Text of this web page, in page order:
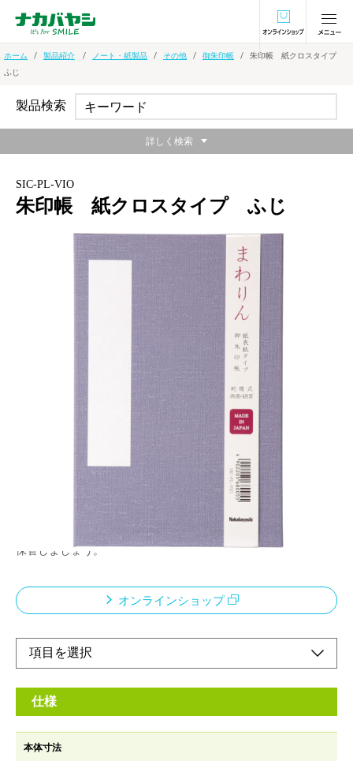
オンラインショ
ホーム 製品紹介 ノート・紙製品 その他 御朱印帳
朱印帳 紙クロスタイプ
ふじ
SIC-PL-VIO
朱印帳 紙クロスタイプ ふじ
●大判の御朱印にも対応した人気のサイズです。●
男性にもおすすめの渋め表紙。●両面使用で48頁。
+ 税
御朱印とは、寺院や神社に参拝して頂くことが出来る、御宝印や
社名を朱で押した印と御本尊名や社名などが墨書きされたもので
す。御朱印は、お札やお守りと同じように神仏に敬意を払って頂
いたとても貴重なもの。また、あなたのためだけに心を込めて書
いて頂いたものですので、粗末に扱わないように、ずっと大切に
保管しましょう。
オンラインショップ
仕様
本体寸法
製品検索
詳しく検索